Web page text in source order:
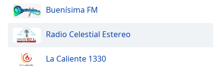
Buenísima FM
Radio Celestial Estereo
La Caliente 1330